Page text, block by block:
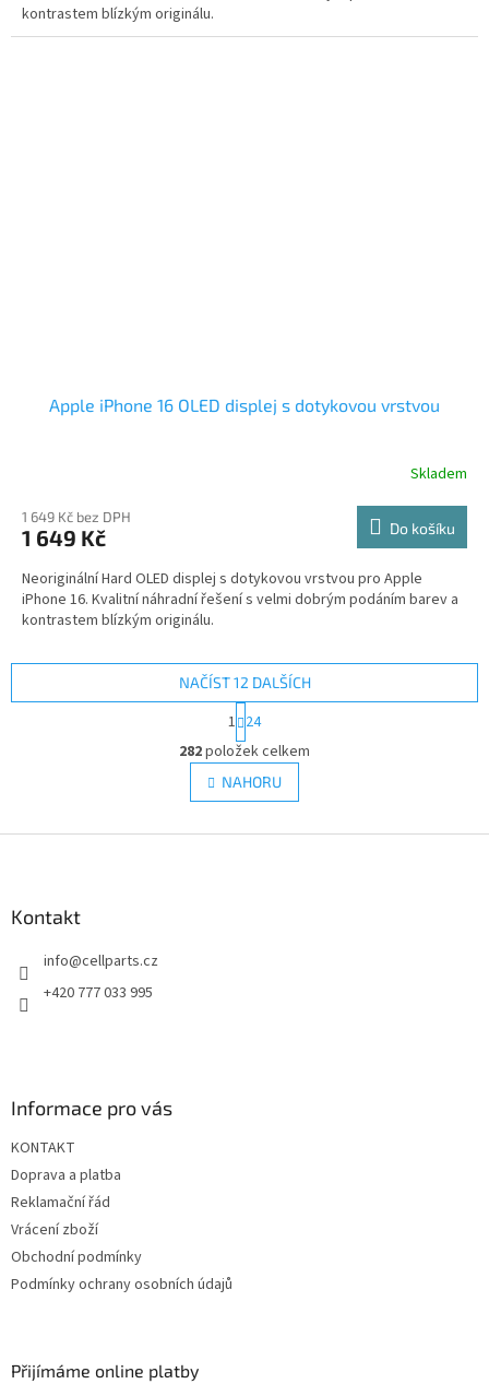
kontrastem blízkým originálu.
Apple iPhone 16 OLED displej s dotykovou vrstvou
Skladem
1 649 Kč bez DPH
1 649 Kč Do košíku
Neoriginální Hard OLED displej s dotykovou vrstvou pro Apple
iPhone 16. Kvalitní náhradní řešení s velmi dobrým podáním barev a
kontrastem blízkým originálu.
O
v
l
á
NAČÍST 12 DALŠÍCH
t
r
á
n
k
v
1 24
282položek celkem
NAHORU
Kontakt
info@cellparts.cz
+420 777 033 995
Informace pro vás
KONTAKT
Doprava a platba
Reklamační řád
Vrácení zboží
Obchodní podmínky
Podmínky ochrany osobních údajů
Přijímáme online platby